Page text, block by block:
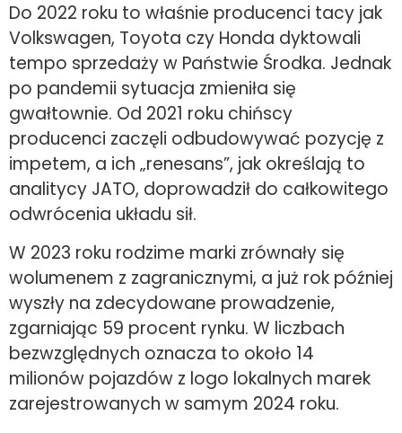
Do 2022 roku to właśnie producenci tacy jak
Volkswagen, Toyota czy Honda dyktowali
tempo sprzedaży w Państwie Środka. Jednak
po pandemii sytuacja zmieniła się
gwałtownie. Od 2021 roku chińscy
producenci zaczęli odbudowywać pozycję z
impetem, a ich „renesans”, jak określają to
analitycy JATO, doprowadził do całkowitego
odwrócenia układu sił.
W 2023 roku rodzime marki zrównały się
wolumenem z zagranicznymi, a już rok później
wyszły na zdecydowane prowadzenie,
zgarniając 59 procent rynku. W liczbach
bezwzględnych oznacza to około 14
milionów pojazdów z logo lokalnych marek
zarejestrowanych w samym 2024 roku.